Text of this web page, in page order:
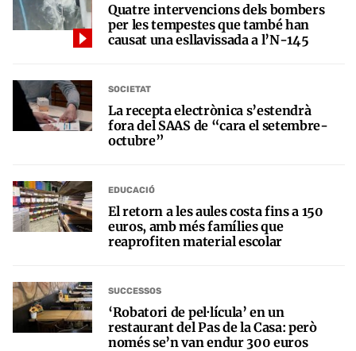
Quatre intervencions dels bombers
per les tempestes que també han
causat una esllavissada a l’N-145
SOCIETAT
La recepta electrònica s’estendrà
fora del SAAS de “cara el setembre-
octubre”
EDUCACIÓ
El retorn a les aules costa fins a 150
euros, amb més famílies que
reaprofiten material escolar
SUCCESSOS
‘Robatori de pel·lícula’ en un
restaurant del Pas de la Casa: però
només se’n van endur 300 euros